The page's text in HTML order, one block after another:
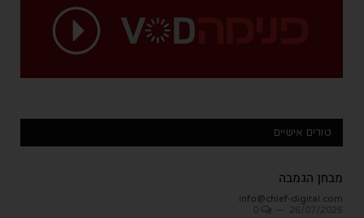
טורים אישיים
מבחן הגמבה
info@chief-digital.com